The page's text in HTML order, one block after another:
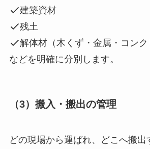
建築資材
残土
解体材（木くず・金属・コンク
などを明確に分別します。
（3）搬入・搬出の管理
どの現場から運ばれ、どこへ搬